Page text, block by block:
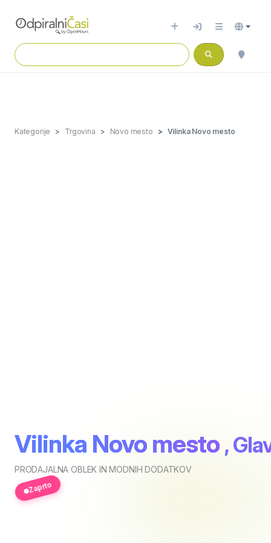
Kategorije Trgovina Novo mesto Vilinka Novo mesto
Vilinka Novo mesto ,
PRODAJALNA OBLEK IN MODNIH DODATKOV
Zaprto